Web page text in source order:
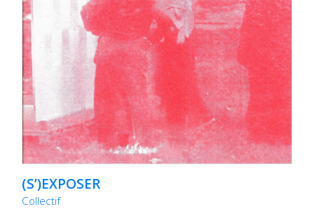
(S’)EXPOSER
Collectif